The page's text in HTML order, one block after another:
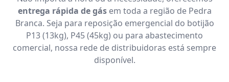
entrega rápida de gásem toda a região de Pedra
Branca. Seja para reposição emergencial do botijão
P13 (13kg), P45 (45kg) ou para abastecimento
comercial, nossa rede de distribuidoras está sempre
disponível.